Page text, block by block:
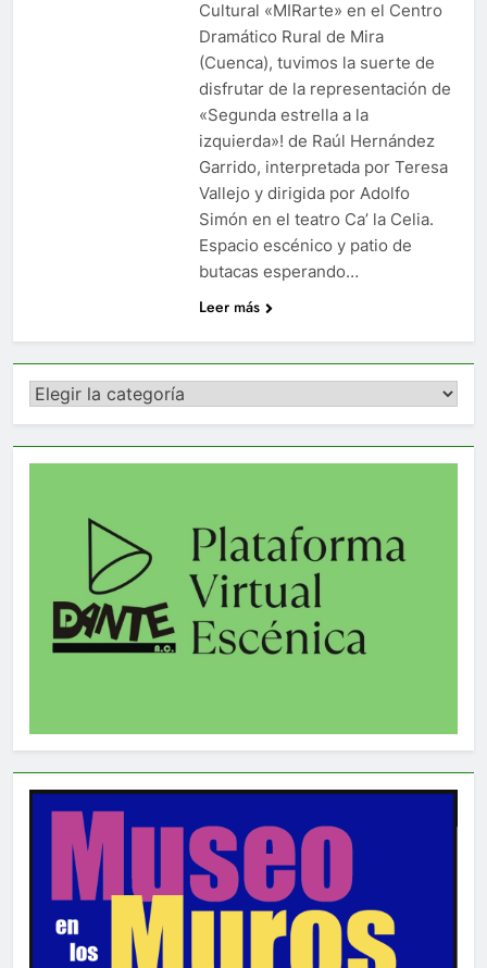
Cultural «MIRarte» en el Centro
Dramático Rural de Mira
(Cuenca), tuvimos la suerte de
disfrutar de la representación de
«Segunda estrella a la
izquierda»! de Raúl Hernández
Garrido, interpretada por Teresa
Vallejo y dirigida por Adolfo
Simón en el teatro Ca’ la Celia.
Espacio escénico y patio de
butacas esperando…
Leer más
Categorías